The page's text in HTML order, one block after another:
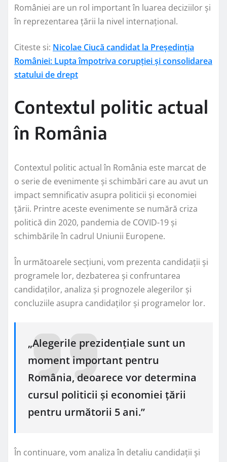
României are un rol important în luarea deciziilor și
în reprezentarea țării la nivel internațional.
Citeste si: Nicolae Ciucă candidat la Președinția
României: Lupta împotriva corupției și consolidarea
statului de drept
Contextul politic actual
în România
Contextul politic actual în România este marcat de
o serie de evenimente și schimbări care au avut un
impact semnificativ asupra politicii și economiei
țării. Printre aceste evenimente se numără criza
politică din 2020, pandemia de COVID-19 și
schimbările în cadrul Uniunii Europene.
În următoarele secțiuni, vom prezenta candidații și
programele lor, dezbaterea și confruntarea
candidaților, analiza și prognozele alegerilor și
concluziile asupra candidaților și programelor lor.
„Alegerile prezidențiale sunt un
moment important pentru
România, deoarece vor determina
cursul politicii și economiei țării
pentru următorii 5 ani.”
În continuare, vom analiza în detaliu candidații și